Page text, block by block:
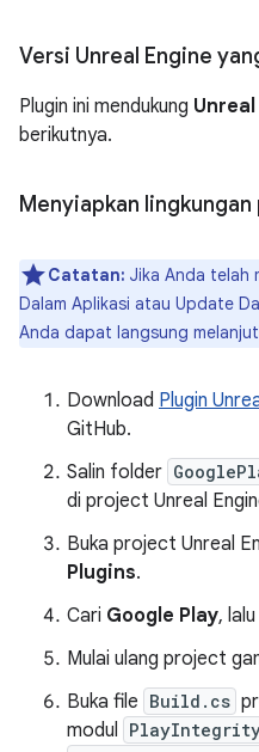
Versi Unreal Engine
Plugin ini mendukung
berikutnya.
Menyiapkan
Catatan: Jika Anda telah
Dalam Aplikasi atau Update
Anda dapat langsung
Download Plugin
GitHub.
Salin folder
di project Unreal
Buka project Unreal
Plugins.
Cari Google Play,
Mulai ulang project
Buka file Build.cs
modul